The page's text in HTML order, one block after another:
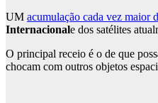
UM acumulação cada vez maior
Internacionale dos satélites
O principal receio é o de que
chocam com outros objetos